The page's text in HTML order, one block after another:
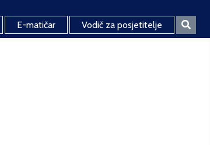
E-matičar Vodič za posjetitelje